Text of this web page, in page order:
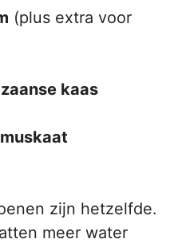
(plus extra voor
kaas
zijn hetzelfde.
meer water